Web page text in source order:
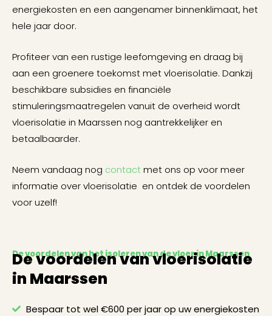
energiekosten en een aangenamer binnenklimaat, het
hele jaar door.
Profiteer van een rustige leefomgeving en draag bij
aan een groenere toekomst met vloerisolatie. Dankzij
beschikbare subsidies en financiële
stimuleringsmaatregelen vanuit de overheid wordt
vloerisolatie in Maarssen nog aantrekkelijker en
betaalbaarder.
Neem vandaag nog contactmet ons op voor meer
informatie over vloerisolatie en ontdek de voordelen
voor uzelf!
De voordelen van het isoleren van de vloer in Maarssen
De voordelen van vloerisolatie
in Maarssen
Bespaar tot wel €600 per jaar op uw energiekosten